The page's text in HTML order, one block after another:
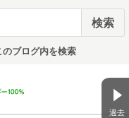
過去
のブログ内を検索